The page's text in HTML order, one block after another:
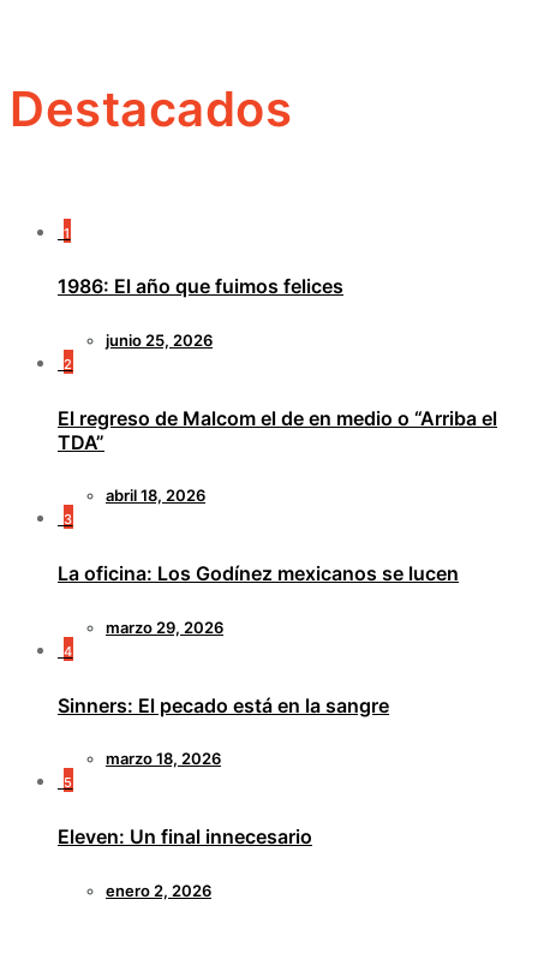
Destacados
1
1986: El año que fuimos felices
junio 25, 2026
2
El regreso de Malcom el de en medio o “Arriba el
TDA”
abril 18, 2026
3
La oficina: Los Godínez mexicanos se lucen
marzo 29, 2026
4
Sinners: El pecado está en la sangre
marzo 18, 2026
5
Eleven: Un final innecesario
enero 2, 2026